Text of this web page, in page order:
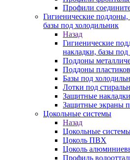
Профили
Гигиенические
базы под холодильник
Назад
Гигиенические
накладки, базы
Поддоны
Поддоны
Базы под
Лотки под
Защитные накладки
Защитные экраны
Цокольные системы
Назад
Цокольные
Цоколь ПВХ
Цоколь
Профиль